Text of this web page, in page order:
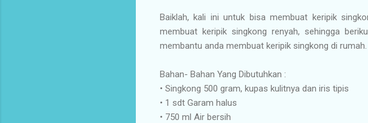
Baiklah, kali ini untuk bisa membuat keripik
membuat keripik singkong renyah, sehingga
membantu anda membuat keripik singkong di rumah.
Bahan- Bahan Yang Dibutuhkan :
• Singkong 500 gram, kupas kulitnya dan iris tipis
• 1 sdt Garam halus
• 750 ml Air bersih